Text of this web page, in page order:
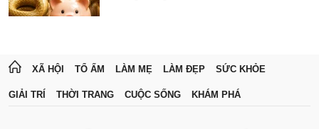
XÃ HỘI TỔ ẤM LÀM MẸ LÀM ĐẸP SỨC KHỎE
GIẢI TRÍ THỜI TRANG CUỘC SỐNG KHÁM PHÁ